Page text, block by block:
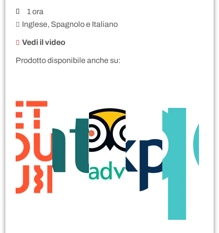
1 ora
Inglese, Spagnolo e Italiano
Vedi il video
Prodotto disponibile anche su: